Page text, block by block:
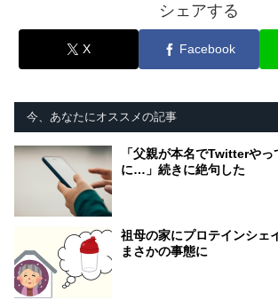
シェアする
X Facebook
今、あなたにオススメの記事
「父親が本名でTwitterやっ
に…」続きに絶句した
祖母の家にプロテインシェ
まさかの事態に